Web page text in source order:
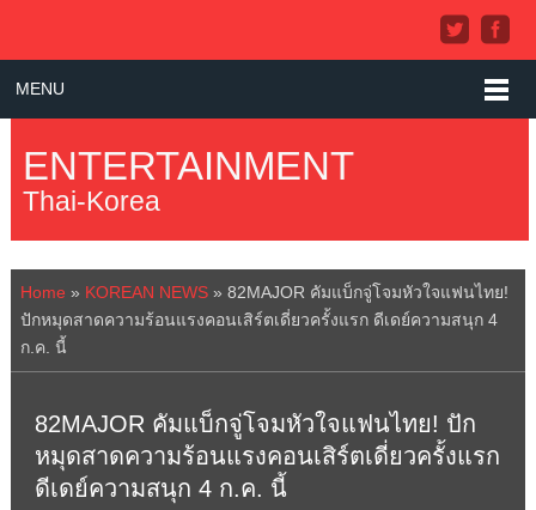
MENU
ENTERTAINMENT
Thai-Korea
Home » KOREAN NEWS» 82MAJOR คัมแบ็กจู่โจมหัวใจแฟนไทย!
ปักหมุดสาดความร้อนแรงคอนเสิร์ตเดี่ยวครั้งแรก ดีเดย์ความสนุก 4
ก.ค. นี้
82MAJOR คัมแบ็กจู่โจมหัวใจแฟนไทย! ปัก
หมุดสาดความร้อนแรงคอนเสิร์ตเดี่ยวครั้งแรก
ดีเดย์ความสนุก 4 ก.ค. นี้